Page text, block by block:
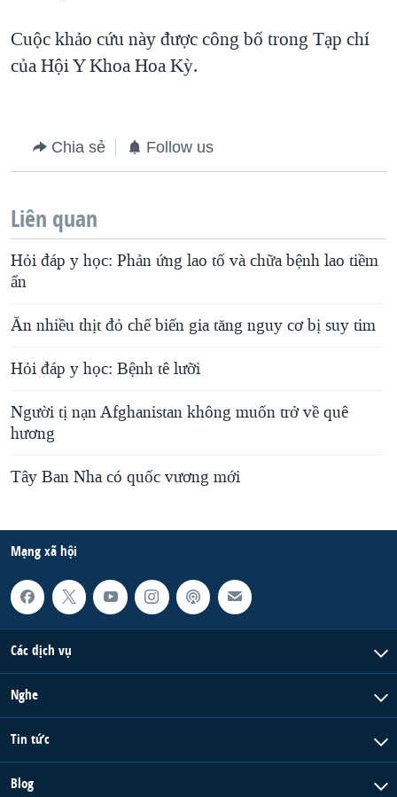
Cuộc khảo cứu này được công bố trong Tạp chí
của Hội Y Khoa Hoa Kỳ.
Chia sẻ Follow us
Liên quan
Hỏi đáp y học: Phản ứng lao tố và chữa bệnh lao tiềm
ẩn
Ăn nhiều thịt đỏ chế biến gia tăng nguy cơ bị suy tim
Hỏi đáp y học: Bệnh tê lưỡi
Người tị nạn Afghanistan không muốn trở về quê
hương
Tây Ban Nha có quốc vương mới
Mạng xã hội
Các dịch vụ
Nghe
Tin tức
Blog